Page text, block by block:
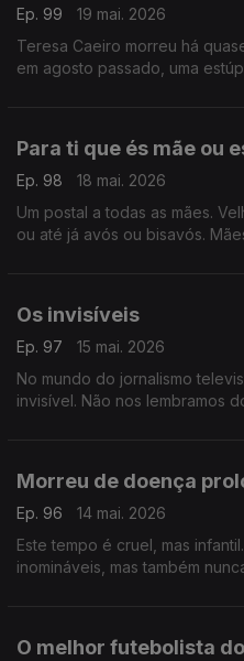
Ep. 99
19 mai. 2026
Teresa Caeiro morreu há
em agosto passado, uma
Para ti que és mãe ou
Ep. 98
18 mai. 2026
Um postal a todas as mães.
ou até já avós ou bisavós.
Os invisíveis
Ep. 97
15 mai. 2026
No mundo do jornalismo
invisível. Não nos lembramos
Morreu de doença
Ep. 96
14 mai. 2026
Este tempo é cruel, mas
inomináveis, mas também
O melhor futebolista